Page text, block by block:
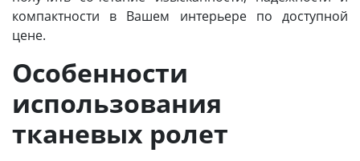
компактности в Вашем интерьере по доступной
цене.
Особенности
использования
тканевых ролет